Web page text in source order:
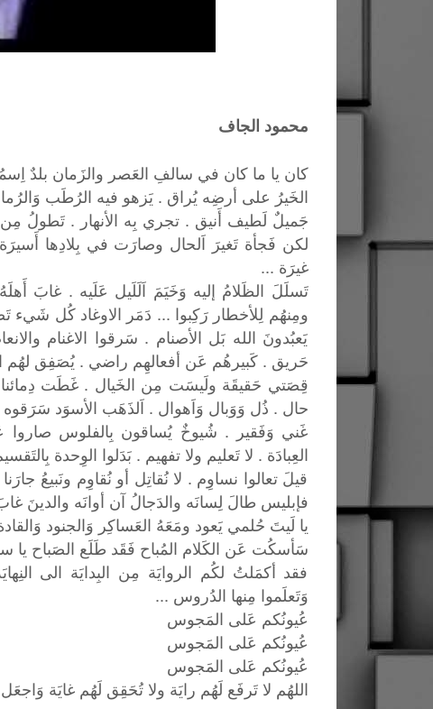
محمود الجاف
كان يا ما كان في سالفِ العَصر والزَمان بلدٌ
الخَيرُ على أرضِه يُراق . يَزهو فيه الرُطَب
جَميلٌ لَطيف أَنيق . تجري بِه الأنهار . تَطولُ مِن
لكن فَجأة تَغيرَ اَلحال وصارَت في بِلادِها
غيرَة ...
تَسلَلَ الظَلامُ إليه وَخَيَمَ اَلَلَيل عَلَيه . غابَ أَهلَهُ
ومِنهُم لِلأخطار رَكِبوا ... دَمَر الاوغاد كُل
يَعبُدونَ الله بَل الأصنام . سَرقوا الاغنام
حَريق . كَبيرهُم عَن أفعالهِم راضي . يُصَفِق لهُم
قِصَتي حَقيقَة ولَيسَت مِن الخَيال . غَطَت
حال . ذُل وَوَبال وَاَهوال . اَلذَهَب الأسوَد سَرَقوه
غَني وَفَقير . شُيوخٌ يُساقون بِالفلوس صاروا
العِبادَة . لا تَعليم ولا تفهيم . بَدَلوا الوِحدة
قيلَ تعالوا نساوِم . لا نُقاتِل أو نُقاوِم ونَبيعُ
فإبليس طالَ لِسانَه والدَجالُ آن أوانَه والدينَ
يا لَيتَ حُلمي يَعود ومَعَهُ العَساكِر وَالجنود
سَأسكُت عَن الكَلام المُباح فَقَد طَلَع الصَباح يا
فقد أكمَلتُ لكُم الروايَة مِن البِدايَة الى
وَتَعلَموا مِنها الدُروس ...
عُيونُكم عَلى المَجوس
عُيونُكم عَلى المَجوس
عُيونُكم عَلى المَجوس
اللهُم لا تَرفَع لَهُم رايَة ولا تُحَقِق لَهُم غايَة وَاجعَل